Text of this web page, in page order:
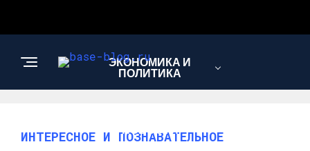
ЭКОНОМИКА И
ПОЛИТИКА
НОВОСТИ
ИНТЕРЕСНОЕ И ПОЗНАВАТЕЛЬНОЕ